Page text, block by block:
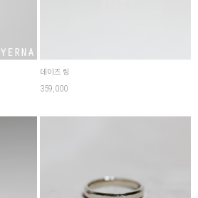
데이즈 링
359,000